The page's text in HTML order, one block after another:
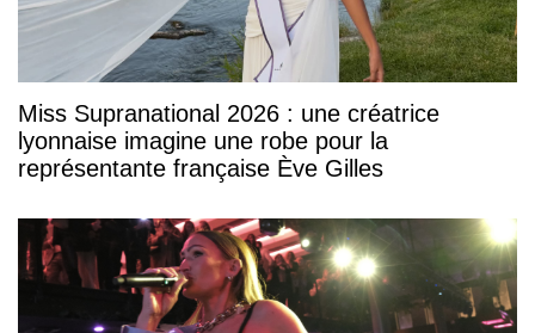
Miss Supranational 2026 : une créatrice
lyonnaise imagine une robe pour la
représentante française Ève Gilles